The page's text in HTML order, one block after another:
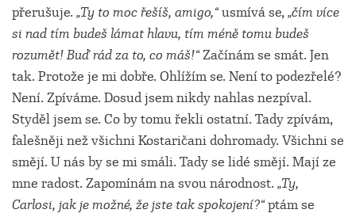
přerušuje. „Ty to moc řešíš, amigo,“usmívá se,„čím více
si nad tím budeš lámat hlavu, tím méně tomu budeš
rozumět! Buď rád za to, co máš!“Začínám se smát. Jen
tak. Protože je mi dobře. Ohlížím se. Není to podezřelé?
Není. Zpíváme. Dosud jsem nikdy nahlas nezpíval.
Styděl jsem se. Co by tomu řekli ostatní. Tady zpívám,
falešněji než všichni Kostaričani dohromady. Všichni se
smějí. U nás by se mi smáli. Tady se lidé smějí. Mají ze
mne radost. Zapomínám na svou národnost. „Ty,
Carlosi, jak je možné, že jste tak spokojení?“ptám se